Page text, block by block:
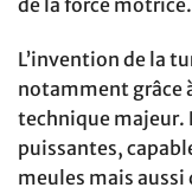
de la force motrice.
L’invention de la
notamment grâce
technique majeur.
puissantes,
meules mais